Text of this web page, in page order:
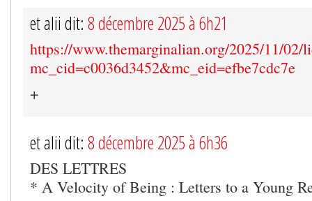
et alii dit: 8 décembre 2025 à 6h21
https://www.themarginalian.org/2025/11/02/
mc_cid=c0036d3452&mc_eid=efbe7cdc7e
+
et alii dit: 8 décembre 2025 à 6h36
DES LETTRES
* A Velocity of Being : Letters to a Young